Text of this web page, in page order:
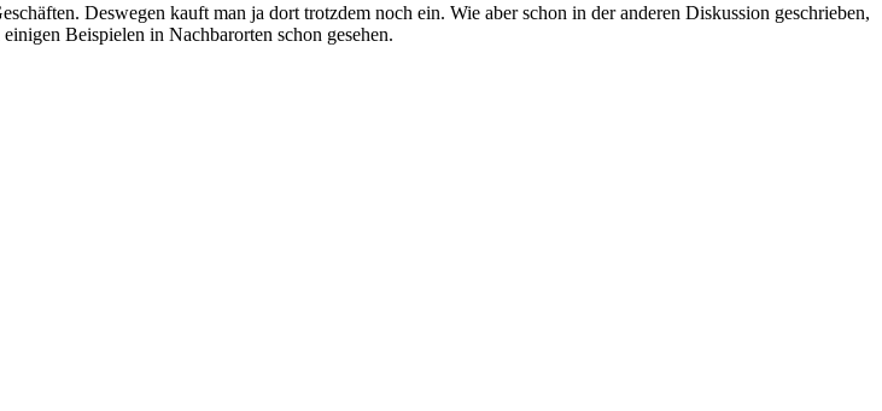
Deswegen kauft man ja dort trotzdem noch ein. Wie aber schon in der anderen Diskussion geschrieben,
Beispielen in Nachbarorten schon gesehen.